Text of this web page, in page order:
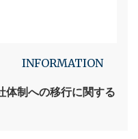
INFORMATION
体制への移行に関する